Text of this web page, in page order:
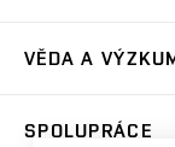
Sport na VUT
Dny otevřených
Celoživotní
Harmonogram
Zpracování
Sociální bezpečí
VĚDA A
SPOLUPRÁCE